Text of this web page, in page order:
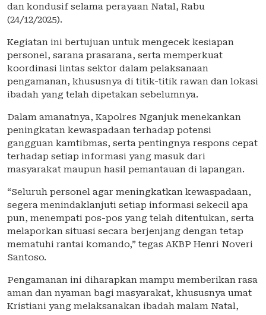
dan kondusif selama perayaan Natal, Rabu
(24/12/2025).
Kegiatan ini bertujuan untuk mengecek kesiapan
personel, sarana prasarana, serta memperkuat
koordinasi lintas sektor dalam pelaksanaan
pengamanan, khususnya di titik-titik rawan dan lokasi
ibadah yang telah dipetakan sebelumnya.
Dalam amanatnya, Kapolres Nganjuk menekankan
peningkatan kewaspadaan terhadap potensi
gangguan kamtibmas, serta pentingnya respons cepat
terhadap setiap informasi yang masuk dari
masyarakat maupun hasil pemantauan di lapangan.
“Seluruh personel agar meningkatkan kewaspadaan,
segera menindaklanjuti setiap informasi sekecil apa
pun, menempati pos-pos yang telah ditentukan, serta
melaporkan situasi secara berjenjang dengan tetap
mematuhi rantai komando,” tegas AKBP Henri Noveri
Santoso.
Pengamanan ini diharapkan mampu memberikan rasa
aman dan nyaman bagi masyarakat, khususnya umat
Kristiani yang melaksanakan ibadah malam Natal,